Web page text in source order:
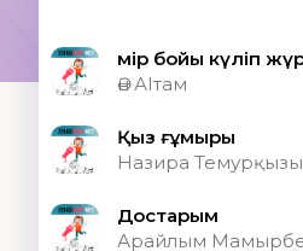
Ән АІтам
Қыз ғұмыры
Назира Темурқызы
Достарым